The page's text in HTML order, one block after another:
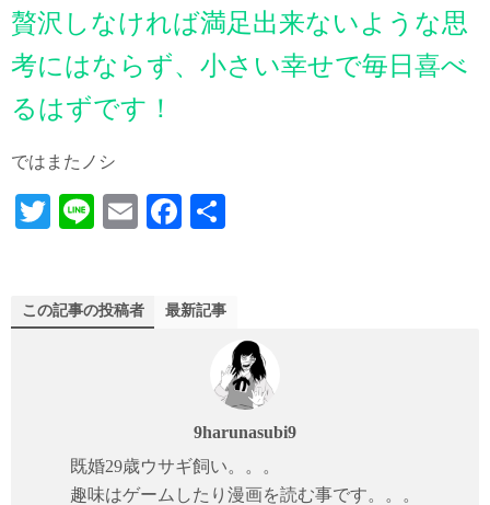
贅沢しなければ満足出来ないような思
考にはならず、小さい幸せで毎日喜べ
るはずです！
ではまたノシ
T
r
Li
E
Fa
ok
この記事の投稿者 最新記事
9harunasubi9
既婚29歳ウサギ飼い。。。
趣味はゲームしたり漫画を読む事です。。。